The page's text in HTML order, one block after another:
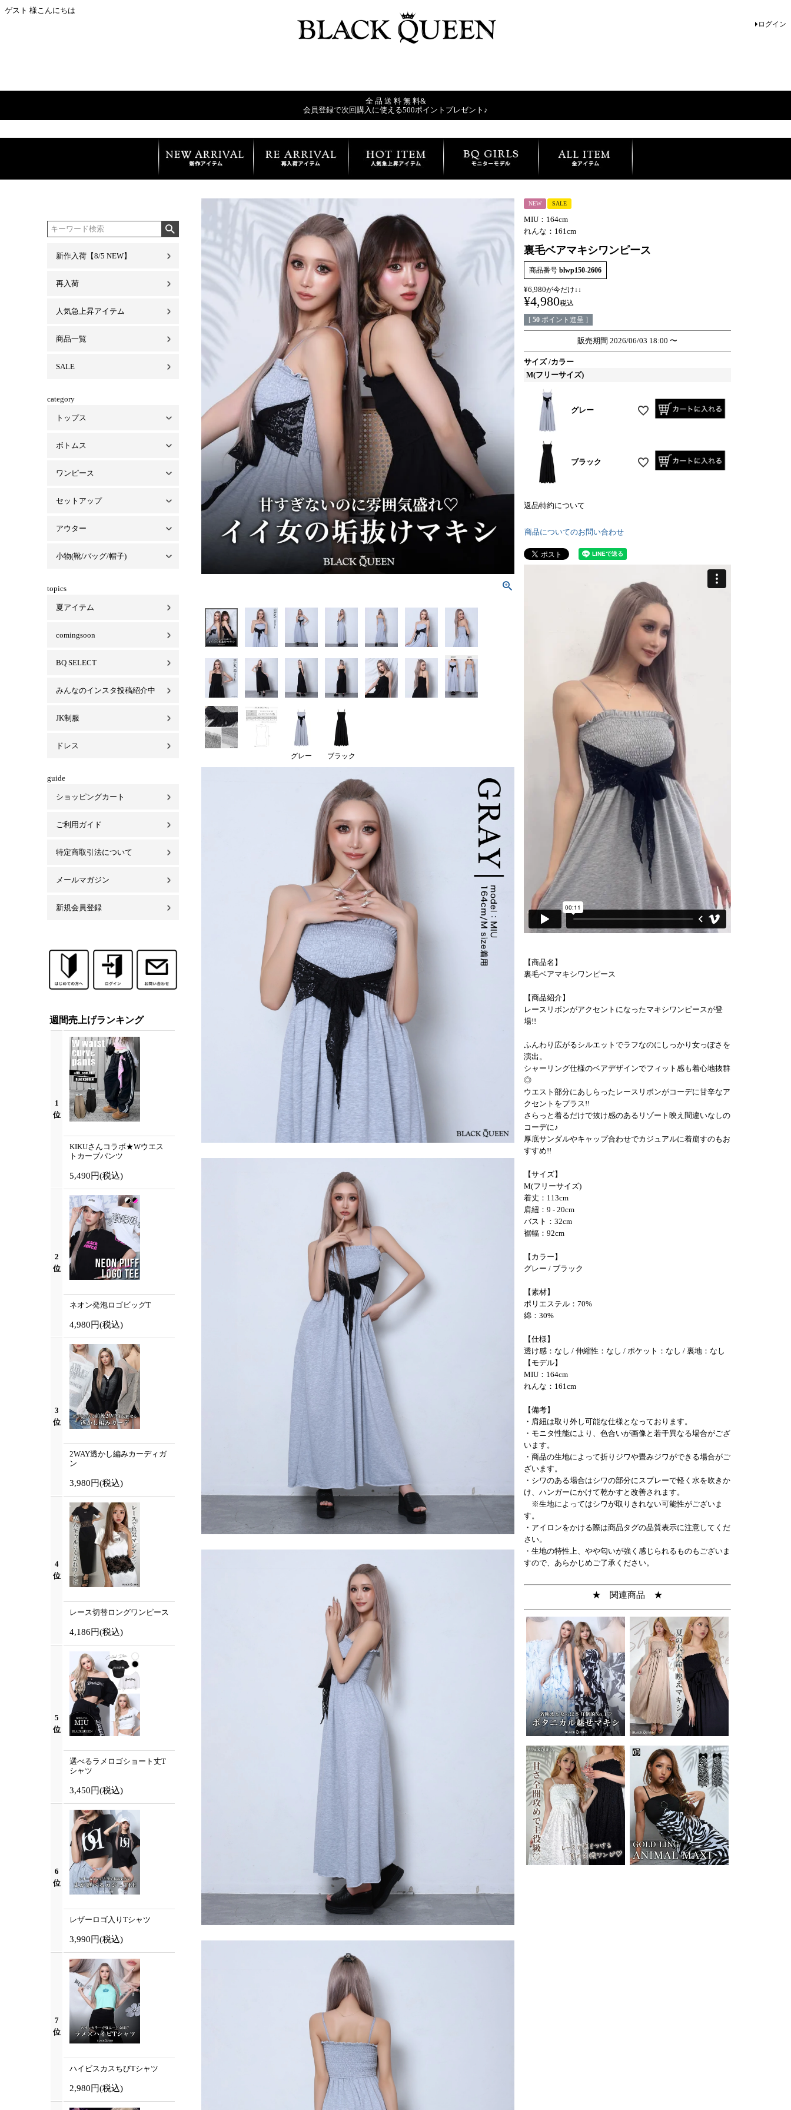
ゲスト 様こんにちは
ログイン
全 品 送 料 無 料&
会員登録で次回購入に使える500ポイントプレゼント♪
新作入荷【8/5 NEW】
再入荷
人気急上昇アイテム
商品一覧
SALE
category
トップス
トップス一覧
ベアトップ・インナー
シャツ/ブラウス
パーカー
ボトムス
ボトムス一覧
パンツ
スカート
デニム
ワンピース
ワンピース一覧
ミニワンピ
ロングワンピ
オールインワン
セットアップ
セットアップ一覧
パーカーセットアップ
Tシャツセットアップ
スカートセットアップ
ベロアセットアップ
アウター
アウター一覧
コート
ジャケット
ブルゾン/MA-1
小物(靴/バッグ/帽子)
小物(靴/バッグ/帽子)一覧
バッグ
キャップ/ハット
靴ビキニ
マスク
topics
夏アイテム
comingsoon
BQ SELECT
みんなのインスタ投稿紹介中
JK制服
ドレス
guide
ショッピングカート
ご利用ガイド
特定商取引法について
メールマガジン
新規会員登録
週間売上げランキング
1
位
KIKUさんコラボ★Wウエス
トカーブパンツ
5,490円(税込)
2
位
ネオン発泡ロゴビッグT
4,980円(税込)
3
位
2WAY透かし編みカーディガ
ン
3,980円(税込)
4
位
レース切替ロングワンピース
4,186円(税込)
5
位
選べるラメロゴショート丈T
シャツ
3,450円(税込)
6
位
レザーロゴ入りTシャツ
3,990円(税込)
7
位
ハイビスカスちびTシャツ
2,980円(税込)
グレー ブラック
NEW SALE
MIU：164cm
れんな：161cm
裏毛ベアマキシワンピース
商品番号 blwp150-2606
¥6,980が今だけ↓↓
¥4,980税込
[ 50 ポイント進呈 ]
販売期間 2026/06/03 18:00 〜
サイズ カラー
M(フリーサイズ)
グレー
ブラック
返品特約について
商品についてのお問い合わせ
【商品名】
裏毛ベアマキシワンピース
【商品紹介】
レースリボンがアクセントになったマキシワンピースが登
場!!
ふんわり広がるシルエットでラフなのにしっかり女っぽさを
演出。
シャーリング仕様のベアデザインでフィット感も着心地抜群
◎
ウエスト部分にあしらったレースリボンがコーデに甘辛なア
クセントをプラス!!
さらっと着るだけで抜け感のあるリゾート映え間違いなしの
コーデに♪
厚底サンダルやキャップ合わせでカジュアルに着崩すのもお
すすめ!!
【サイズ】
M(フリーサイズ)
着丈：113cm
肩紐：9 - 20cm
バスト：32cm
裾幅：92cm
【カラー】
グレー / ブラック
【素材】
ポリエステル：70%
綿：30%
【仕様】
透け感：なし / 伸縮性：なし / ポケット：なし / 裏地：なし
【モデル】
MIU：164cm
れんな：161cm
【備考】
・肩紐は取り外し可能な仕様となっております。
・モニタ性能により、色合いが画像と若干異なる場合がござ
います。
・商品の生地によって折りジワや畳みジワができる場合がご
ざいます。
・シワのある場合はシワの部分にスプレーで軽く水を吹きか
け、ハンガーにかけて乾かすと改善されます。
※生地によってはシワが取りきれない可能性がございま
す。
・アイロンをかける際は商品タグの品質表示に注意してくだ
さい。
・生地の特性上、やや匂いが強く感じられるものもございま
すので、あらかじめご了承ください。
★ 関連商品 ★